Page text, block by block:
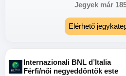
Jegyek már
Elérhető
Internazionali BNL d’Italia
Férfi/női negyeddöntők este